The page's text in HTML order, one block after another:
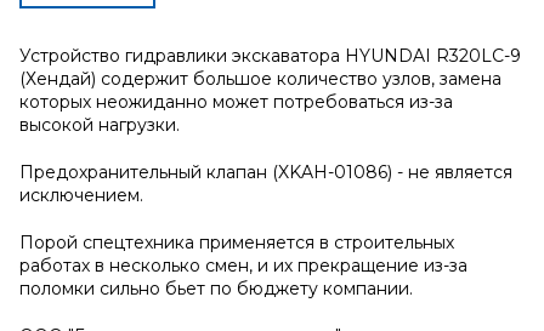
Устройство гидравлики экскаватора HYUNDAI R320LC-9
(Хендай) содержит большое количество узлов, замена
которых неожиданно может потребоваться из-за
высокой нагрузки.
Предохранительный клапан (XKAH-01086) - не является
исключением.
Порой спецтехника применяется в строительных
работах в несколько смен, и их прекращение из-за
поломки сильно бьет по бюджету компании.